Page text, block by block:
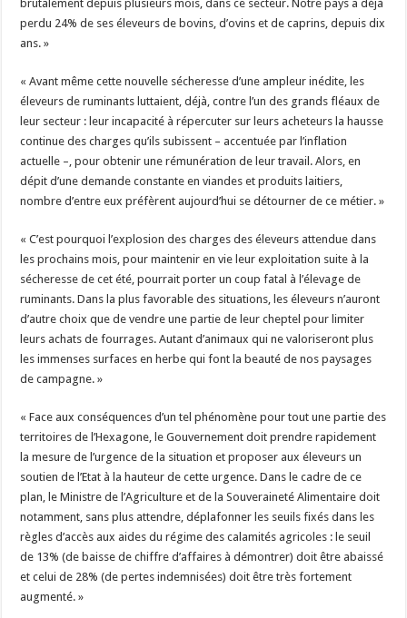
brutalement depuis plusieurs mois, dans ce secteur. Notre pays a déjà
perdu 24% de ses éleveurs de bovins, d’ovins et de caprins, depuis dix
ans. »
« Avant même cette nouvelle sécheresse d’une ampleur inédite, les
éleveurs de ruminants luttaient, déjà, contre l’un des grands fléaux de
leur secteur : leur incapacité à répercuter sur leurs acheteurs la hausse
continue des charges qu’ils subissent – accentuée par l’inflation
actuelle –, pour obtenir une rémunération de leur travail. Alors, en
dépit d’une demande constante en viandes et produits laitiers,
nombre d’entre eux préfèrent aujourd’hui se détourner de ce métier. »
« C’est pourquoi l’explosion des charges des éleveurs attendue dans
les prochains mois, pour maintenir en vie leur exploitation suite à la
sécheresse de cet été, pourrait porter un coup fatal à l’élevage de
ruminants. Dans la plus favorable des situations, les éleveurs n’auront
d’autre choix que de vendre une partie de leur cheptel pour limiter
leurs achats de fourrages. Autant d’animaux qui ne valoriseront plus
les immenses surfaces en herbe qui font la beauté de nos paysages
de campagne. »
« Face aux conséquences d’un tel phénomène pour tout une partie des
territoires de l’Hexagone, le Gouvernement doit prendre rapidement
la mesure de l’urgence de la situation et proposer aux éleveurs un
soutien de l’Etat à la hauteur de cette urgence. Dans le cadre de ce
plan, le Ministre de l’Agriculture et de la Souveraineté Alimentaire doit
notamment, sans plus attendre, déplafonner les seuils fixés dans les
règles d’accès aux aides du régime des calamités agricoles : le seuil
de 13% (de baisse de chiffre d’affaires à démontrer) doit être abaissé
et celui de 28% (de pertes indemnisées) doit être très fortement
augmenté. »